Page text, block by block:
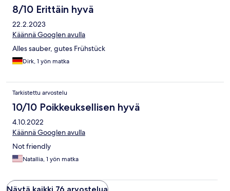
8/10 Erittäin hyvä
22.2.2023
Käännä Googlen avulla
Alles sauber, gutes Frühstück
Dirk, 1 yön matka
Tarkistettu arvostelu
10/10 Poikkeuksellisen hyvä
4.10.2022
Käännä Googlen avulla
Not friendly
Natallia, 1 yön matka